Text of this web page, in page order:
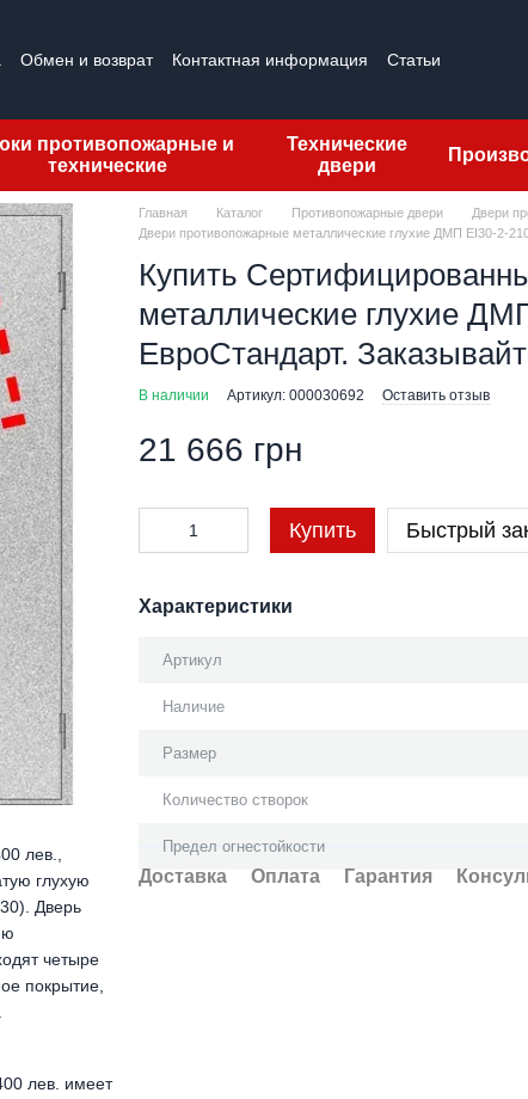
Обмен и возврат Контактная информация
Статьи
противопожарные и
технические
Технические
двери
лев.,
глухую
Дверь
четыре
покрытие,
лев. имеет
Главная Каталог Противопожарные двери
Двери
Двери противопожарные металлические глухие ДМП ЕІ30-2-
Купить
металлические глухие
ЕвроСтандарт.
В наличии Артикул: 000030692 Оставить отзыв
21 666 грн
Купить Быстрый
Характеристики
Артикул
Наличие
Размер
Количество створок
Предел огнестойкости
Доставка Оплата Гарантия